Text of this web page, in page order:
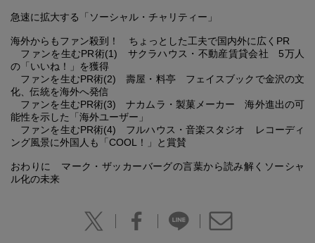
急速に拡大する「ソーシャル・チャリティー」
海外からもファン殺到！ ちょっとした工夫で国内外に広くPR
ファンを生むPR術(1) サクラハウス・不動産賃貸会社 5万人
の「いいね！」を獲得
ファンを生むPR術(2) 壽屋・料亭 フェイスブックで金沢の文
化、伝統を海外へ発信
ファンを生むPR術(3) ナカムラ・製菓メーカー 海外進出の可
能性を示した「海外ユーザー」
ファンを生むPR術(4) フルハウス・音楽スタジオ レコーディ
ング風景に外国人も「COOL！」と賞賛
おわりに マーク・ザッカーバーグの言葉から読み解くソーシャ
ル化の未来